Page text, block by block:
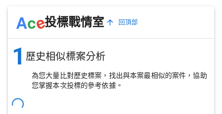
Ace投標戰情室 回頂部
1 歷史相似標案分析
為您大量比對歷史標案，找出與本案最相似的案件，協助
您掌握本次投標的參考依據。